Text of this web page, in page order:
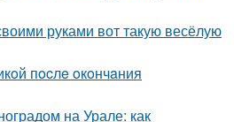
руками вот такую весёлую
пocлe oкoнчaния
на Урале: как